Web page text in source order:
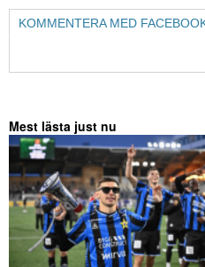
KOMMENTERA MED
Mest lästa just nu